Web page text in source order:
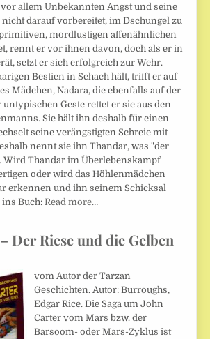
allem Unbekannten Angst und seine
darauf vorbereitet, im Dschungel zu
mordlustigen affenähnlichen
rennt er vor ihnen davon, doch als er in
setzt er sich erfolgreich zur Wehr.
Bestien in Schach hält, trifft er auf
Mädchen, Nadara, die ebenfalls auf der
Geste rettet er sie aus den
Sie hält ihn deshalb für einen
seine verängstigten Schreie mit
nennt sie ihn Thandar, was "der
Wird Thandar im Überlebenskampf
oder wird das Höhlenmädchen
erkennen und ihn seinem Schicksal
Buch: Read more…
Der Riese und die Gelben
vom Autor der Tarzan
Geschichten. Autor: Burroughs,
Edgar Rice. Die Saga um John
Carter vom Mars bzw. der
Barsoom- oder Mars-Zyklus ist